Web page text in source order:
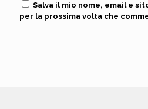
Salva il mio nome, email e
per la prossima volta che